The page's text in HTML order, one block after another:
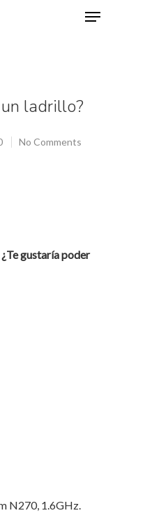
ladrillo?
No Comments
gustaría poder
N270, 1.6GHz.